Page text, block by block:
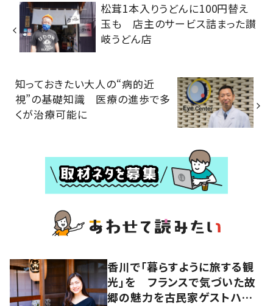
松茸1本入りうどんに100円替え
玉も 店主のサービス詰まった讃
岐うどん店
知っておきたい大人の“病的近
視”の基礎知識 医療の進歩で多
くが治療可能に
香川で「暮らすように旅する観
光」を フランスで気づいた故
郷の魅力を古民家ゲストハウス